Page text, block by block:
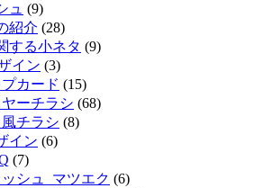
ュ (9)
紹介 (28)
する小ネタ (9)
イン (3)
カード (15)
ーチラシ (68)
チラシ (8)
イン (6)
(7)
シュ_マツエク (6)